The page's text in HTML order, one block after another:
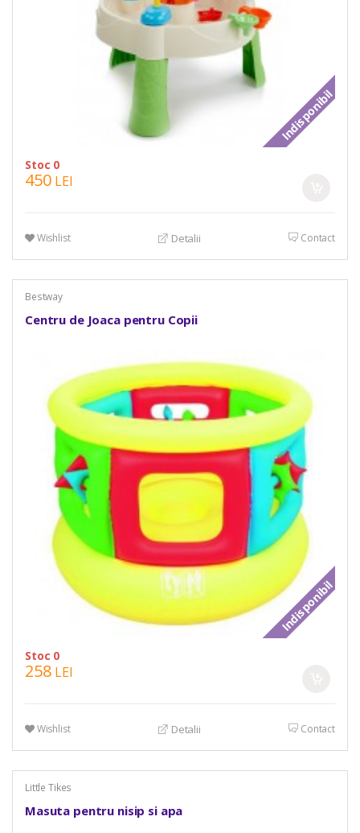
Indisponibil
Stoc 0
450 LEI
Wishlist Detalii Contact
Bestway
Centru de Joaca pentru Copii
Indisponibil
Stoc 0
258 LEI
Wishlist Detalii Contact
Little Tikes
Masuta pentru nisip si apa